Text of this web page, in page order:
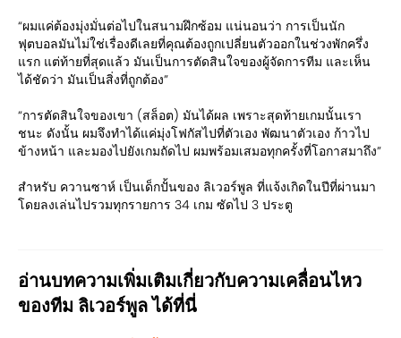
“ผมแค่ต้องมุ่งมั่นต่อไปในสนามฝึกซ้อม แน่นอนว่า การเป็นนัก
ฟุตบอลมันไม่ใช่เรื่องดีเลยที่คุณต้องถูกเปลี่ยนตัวออกในช่วงพักครึ่ง
แรก แต่ท้ายที่สุดแล้ว มันเป็นการตัดสินใจของผู้จัดการทีม และเห็น
ได้ชัดว่า มันเป็นสิ่งที่ถูกต้อง”
“การตัดสินใจของเขา (สล็อต) มันได้ผล เพราะสุดท้ายเกมนั้นเรา
ชนะ ดังนั้น ผมจึงทำได้แค่มุ่งโฟกัสไปที่ตัวเอง พัฒนาตัวเอง ก้าวไป
ข้างหน้า และมองไปยังเกมถัดไป ผมพร้อมเสมอทุกครั้งที่โอกาสมาถึง”
สำหรับ ควานซาห์ เป็นเด็กปั้นของ ลิเวอร์พูล ที่แจ้งเกิดในปีที่ผ่านมา
โดยลงเล่นไปรวมทุกรายการ 34 เกม ซัดไป 3 ประตู
อ่านบทความเพิ่มเติมเกี่ยวกับความเคลื่อนไหว
ของทีม ลิเวอร์พูล ได้ที่นี่